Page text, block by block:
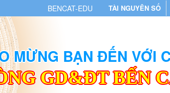
BENCAT-EDU TÀI NGUYÊN SỐ
MỪNG BẠN ĐẾN VỚI
GD&ĐT BẾN